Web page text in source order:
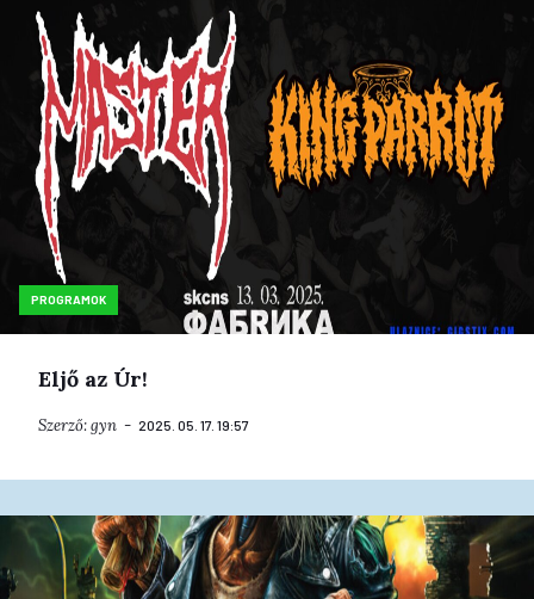
PROGRAMOK
Eljő az Úr!
Szerző:gyn 2025. 05. 17. 19:57